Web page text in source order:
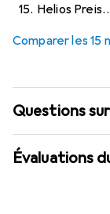
15. Helios
Comparer les 15
Questions
Évaluations